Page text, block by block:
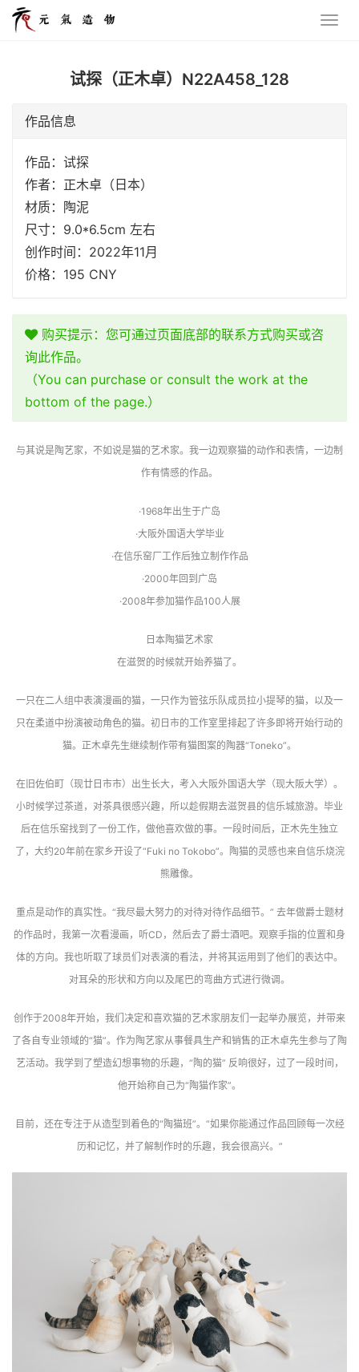
试探（正木卓）N22A458_128
作品信息
作品：试探
作者：正木卓（日本）
材质：陶泥
尺寸：9.0*6.5cm 左右
创作时间：2022年11月
价格：195 CNY
购买提示：您可通过页面底部的联系方式购买或咨
询此作品。
（You can purchase or consult the work at the
bottom of the page.）
与其说是陶艺家，不如说是猫的艺术家。我一边观察猫的动作和表情，一边制
作有情感的作品。
·1968年出生于广岛
·大阪外国语大学毕业
·在信乐窑厂工作后独立制作作品
·2000年回到广岛
·2008年参加猫作品100人展
日本陶猫艺术家
在滋贺的时候就开始养猫了。
一只在二人组中表演漫画的猫，一只作为管弦乐队成员拉小提琴的猫，以及一
只在柔道中扮演被动角色的猫。初日市的工作室里排起了许多即将开始行动的
猫。正木卓先生继续制作带有猫图案的陶器“Toneko”。
在旧佐伯町（现廿日市市）出生长大，考入大阪外国语大学（现大阪大学）。
小时候学过茶道，对茶具很感兴趣，所以趁假期去滋贺县的信乐城旅游。毕业
后在信乐窑找到了一份工作，做他喜欢做的事。一段时间后，正木先生独立
了，大约20年前在家乡开设了“Fuki no Tokobo”。陶猫的灵感也来自信乐烧浣
熊雕像。
重点是动作的真实性。“我尽最大努力的对待对待作品细节。” 去年做爵士题材
的作品时，我第一次看漫画，听CD，然后去了爵士酒吧。观察手指的位置和身
体的方向。我也听取了球员们对表演的看法，并将其运用到了他们的表达中。
对耳朵的形状和方向以及尾巴的弯曲方式进行微调。
创作于2008年开始，我们决定和喜欢猫的艺术家朋友们一起举办展览，并带来
了各自专业领域的“猫”。作为陶艺家从事餐具生产和销售的正木卓先生参与了陶
艺活动。我学到了塑造幻想事物的乐趣，“陶的猫” 反响很好，过了一段时间，
他开始称自己为“陶猫作家”。
目前，还在专注于从造型到着色的“陶猫班”。“如果你能通过作品回顾每一次经
历和记忆，并了解制作时的乐趣，我会很高兴。”